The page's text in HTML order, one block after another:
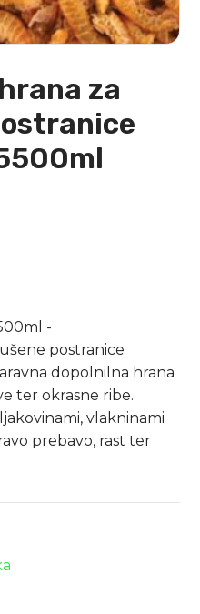
za
-
postranice
dopolnilna hrana
ter okrasne ribe.
vlakninami
prebavo, rast ter